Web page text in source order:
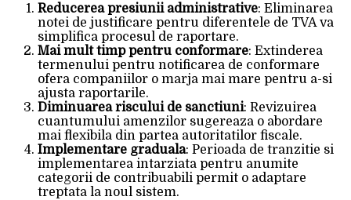
Reducerea presiunii administrative: Eliminarea
notei de justificare pentru diferentele de TVA va
simplifica procesul de raportare.
Mai mult timp pentru conformare: Extinderea
termenului pentru notificarea de conformare
ofera companiilor o marja mai mare pentru a-si
ajusta raportarile.
Diminuarea riscului de sanctiuni: Revizuirea
cuantumului amenzilor sugereaza o abordare
mai flexibila din partea autoritatilor fiscale.
Implementare graduala: Perioada de tranzitie si
implementarea intarziata pentru anumite
categorii de contribuabili permit o adaptare
treptata la noul sistem.